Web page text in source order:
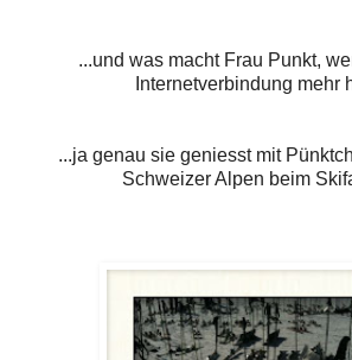
...und was macht Frau Punkt,
Internetverbindung mehr
...ja genau sie geniesst mit
Schweizer Alpen beim